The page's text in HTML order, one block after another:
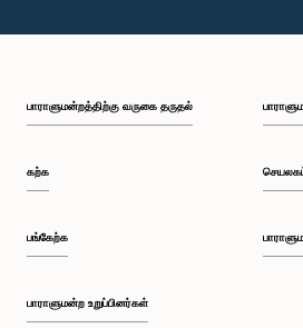
பாராளுமன்றத்திற்கு வருகை தருதல்
கற்க
பங்கேற்க
பாராளுமன்ற உறுப்பினர்கள்